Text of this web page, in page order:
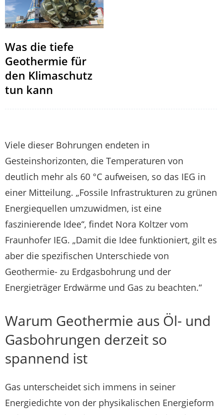
Was die tiefe
Geothermie für
den Klimaschutz
tun kann
Viele dieser Bohrungen endeten in
Gesteinshorizonten, die Temperaturen von
deutlich mehr als 60 °C aufweisen, so das IEG in
einer Mitteilung. „Fossile Infrastrukturen zu grünen
Energiequellen umzuwidmen, ist eine
faszinierende Idee“, findet Nora Koltzer vom
Fraunhofer IEG. „Damit die Idee funktioniert, gilt es
aber die spezifischen Unterschiede von
Geothermie- zu Erdgasbohrung und der
Energieträger Erdwärme und Gas zu beachten.“
Warum Geothermie aus Öl- und
Gasbohrungen derzeit so
spannend ist
Gas unterscheidet sich immens in seiner
Energiedichte von der physikalischen Energieform